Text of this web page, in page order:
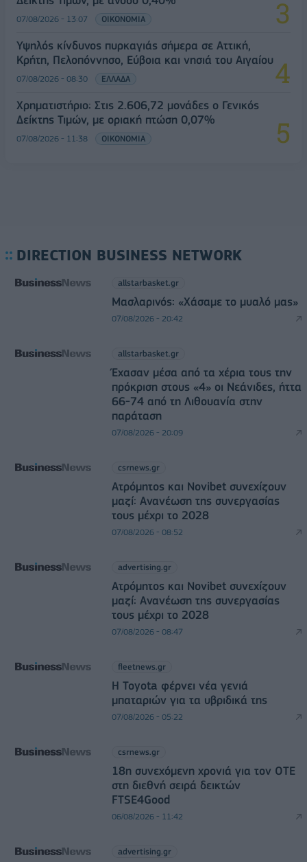
07/08/2026 - 13:07 ΟΙΚΟΝΟΜΙΑ
Υψηλός κίνδυνος πυρκαγιάς σήμερα σε Αττική,
Κρήτη, Πελοπόννησο, Εύβοια και νησιά του Αιγαίου
07/08/2026 - 08:30 ΕΛΛΑΔΑ
Χρηματιστήριο: Στις 2.606,72 μονάδες ο Γενικός
Δείκτης Τιμών, με οριακή πτώση 0,07%
07/08/2026 - 11:38 ΟΙΚΟΝΟΜΙΑ
DIRECTION BUSINESS NETWORK
allstarbasket.gr
Μασλαρινός: «Χάσαμε το μυαλό μας»
07/08/2026 - 20:42
allstarbasket.gr
Έχασαν μέσα από τα χέρια τους την
πρόκριση στους «4» οι Νεάνιδες, ήττα
66-74 από τη Λιθουανία στην
παράταση
07/08/2026 - 20:09
csrnews.gr
Ατρόμητος και Novibet συνεχίζουν
μαζί: Ανανέωση της συνεργασίας
τους μέχρι το 2028
07/08/2026 - 08:52
advertising.gr
Ατρόμητος και Novibet συνεχίζουν
μαζί: Ανανέωση της συνεργασίας
τους μέχρι το 2028
07/08/2026 - 08:47
fleetnews.gr
Η Toyota φέρνει νέα γενιά
μπαταριών για τα υβριδικά της
07/08/2026 - 05:22
csrnews.gr
18η συνεχόμενη χρονιά για τον ΟΤΕ
στη διεθνή σειρά δεικτών
FTSE4Good
06/08/2026 - 11:42
advertising.gr